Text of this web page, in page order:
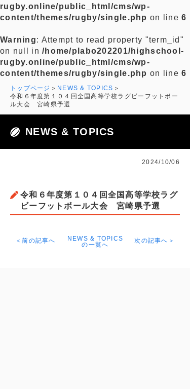
rugby.online/public_html/cms/wp-
content/themes/rugby/single.php on line6
Warning: Attempt to read property "term_id"
on null in/home/plabo202201/highschool-
rugby.online/public_html/cms/wp-
content/themes/rugby/single.php on line6
トップページ
NEWS & TOPICS
令和６年度第１０４回全国高等学校ラグビーフットボー
ル大会 宮崎県予選
NEWS & TOPICS
2024/10/06
令和６年度第１０４回全国高等学校ラグ
ビーフットボール大会 宮崎県予選
＜前の記事へ
NEWS & TOPICS
の一覧へ
次の記事へ＞